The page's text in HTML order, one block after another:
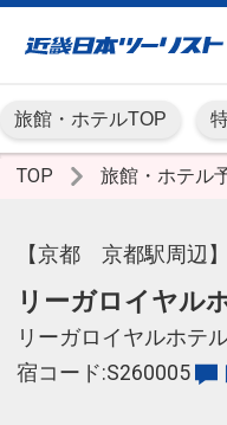
旅館・ホテルTOP
TOP 旅館・ホテル
【京都 京都駅周辺】
リーガロイヤル
リーガロイヤルホテ
宿コード:S260005